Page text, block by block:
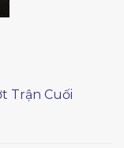
Trận Cuối